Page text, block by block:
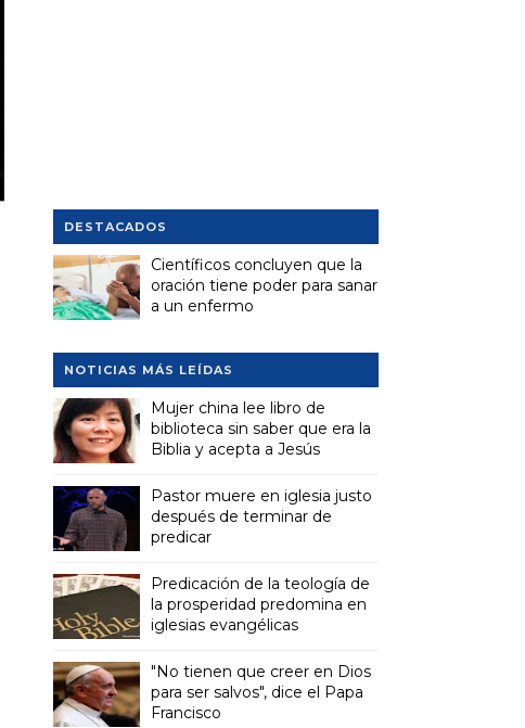
DESTACADOS
Científicos concluyen que la
oración tiene poder para sanar
a un enfermo
NOTICIAS MÁS LEÍDAS
Mujer china lee libro de
biblioteca sin saber que era la
Biblia y acepta a Jesús
Pastor muere en iglesia justo
después de terminar de
predicar
Predicación de la teología de
la prosperidad predomina en
iglesias evangélicas
"No tienen que creer en Dios
para ser salvos", dice el Papa
Francisco